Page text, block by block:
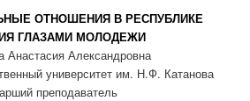
ОТНОШЕНИЯ В РЕСПУБЛИКЕ
ГЛАЗАМИ МОЛОДЕЖИ
Анастасия Александровна
университет им. Н.Ф. Катанова
преподаватель